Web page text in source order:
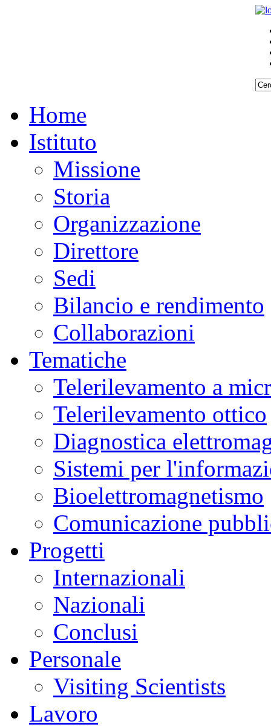
Home
Istituto
Missione
Storia
Organizzazione
Direttore
Sedi
Bilancio e rendimento
Collaborazioni
Tematiche
Telerilevamento a
Telerilevamento ottico
Diagnostica
Sistemi per
Bioelettromagnetismo
Comunicazione
Progetti
Internazionali
Nazionali
Conclusi
Personale
Visiting Scientists
Lavoro